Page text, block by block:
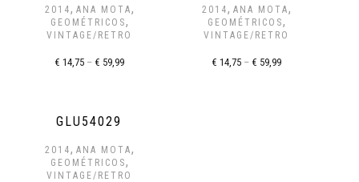
2014, ANA MOTA,
GEOMÉTRICOS,
VINTAGE/RETRO
€ 14,75– € 59,99
2014, ANA MOTA,
GEOMÉTRICOS,
VINTAGE/RETRO
€ 14,75– € 59,99
GLU54029
2014, ANA MOTA,
GEOMÉTRICOS,
VINTAGE/RETRO